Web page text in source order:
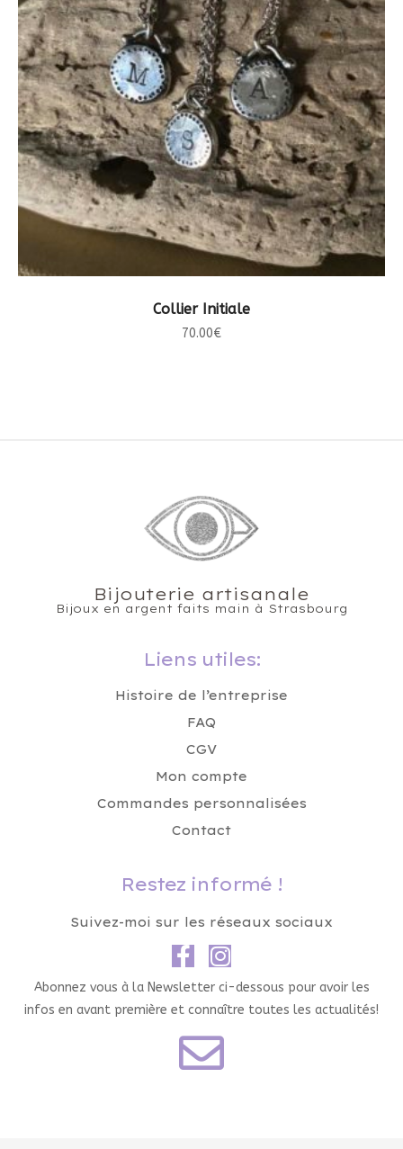
CHOIX DES OPTIONS
Collier Initiale
70.00€
Bijouterie artisanale
Bijoux en argent faits main à Strasbourg
Liens utiles:
Histoire de l’entreprise
FAQ
CGV
Mon compte
Commandes personnalisées
Contact
Restez informé !
Suivez-moi sur les réseaux sociaux
Abonnez vous à la Newsletter ci-dessous pour avoir les
infos en avant première et connaître toutes les actualités!